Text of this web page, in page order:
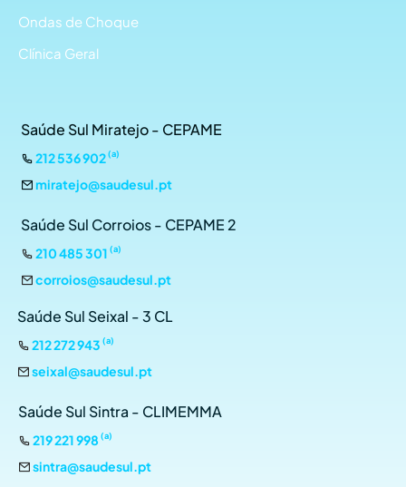
Ondas de Choque
Clínica Geral
Saúde Sul Miratejo - CEPAME
212 536 902(a)
miratejo@saudesul.pt
Saúde Sul Corroios - CEPAME 2
210 485 301 (a)
corroios@saudesul.pt
Saúde Sul Seixal - 3 CL
212 272 943 (a)
seixal@saudesul.pt
Saúde Sul Sintra - CLIMEMMA
219 221 998 (a)
sintra@saudesul.pt